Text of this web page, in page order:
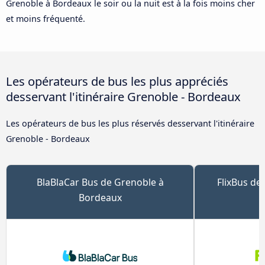
Grenoble à Bordeaux le soir ou la nuit est à la fois moins cher
et moins fréquenté.
Les opérateurs de bus les plus appréciés
desservant l'itinéraire Grenoble - Bordeaux
Les opérateurs de bus les plus réservés desservant l'itinéraire
Grenoble - Bordeaux
BlaBlaCar Bus de Grenoble à
Bordeaux
FlixBus